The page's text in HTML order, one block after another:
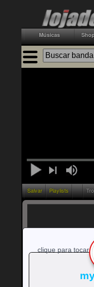
clique para tocar
Músicas
Salvar Playlists